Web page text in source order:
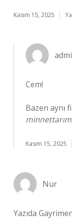
Kasım 15, 2025
Cem!
Bazen aynı
minnettarım.
Kasım 15, 2025
Nur
Yazıda